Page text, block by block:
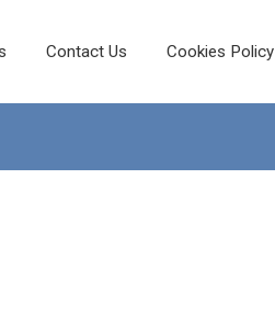
Contact Us Cookies Policy